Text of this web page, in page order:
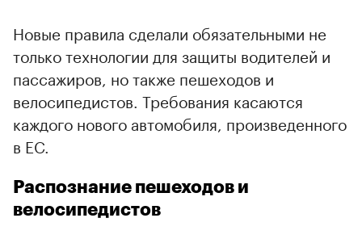
Новые правила сделали обязательными не
только технологии для защиты водителей и
пассажиров, но также пешеходов и
велосипедистов. Требования касаются
каждого нового автомобиля, произведенного
в ЕС.
Распознание пешеходов и
велосипедистов